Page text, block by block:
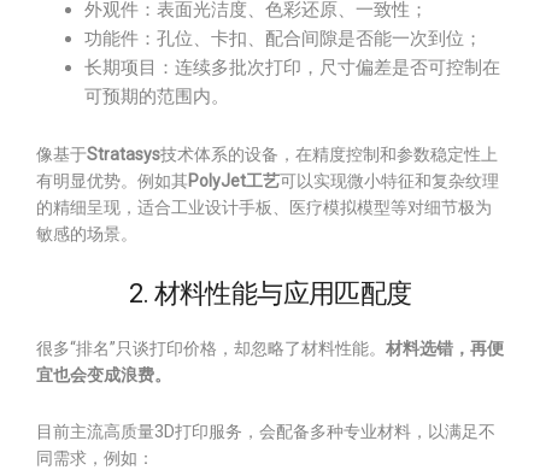
外观件：表面光洁度、色彩还原、一致性；
功能件：孔位、卡扣、配合间隙是否能一次到位；
长期项目：连续多批次打印，尺寸偏差是否可控制在
可预期的范围内。
像基于Stratasys技术体系的设备，在精度控制和参数稳定性上
有明显优势。例如其PolyJet工艺可以实现微小特征和复杂纹理
的精细呈现，适合工业设计手板、医疗模拟模型等对细节极为
敏感的场景。
2. 材料性能与应用匹配度
很多“排名”只谈打印价格，却忽略了材料性能。 材料选错，再便
宜也会变成浪费。
目前主流高质量3D打印服务，会配备多种专业材料，以满足不
同需求，例如：